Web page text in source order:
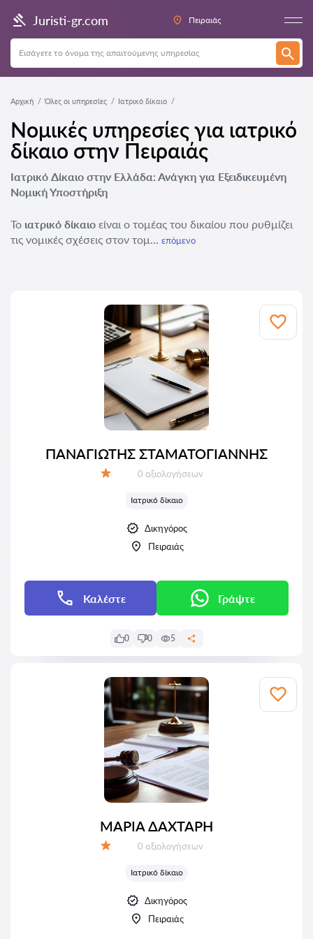
Juristi-gr.com Πειραιάς
Αρχική Όλες οι υπηρεσίες Ιατρικό δίκαιο
Νομικές υπηρεσίες για ιατρικό
δίκαιο στην Πειραιάς
Ιατρικό Δίκαιο στην Ελλάδα: Ανάγκη για Εξειδικευμένη
Νομική Υποστήριξη
Το ιατρικό δίκαιο είναι ο τομέας του δικαίου που ρυθμίζει
τις νομικές σχέσεις στον τομ... επόμενο
ΠΑΝΑΓΙΩΤΗΣ ΣΤΑΜΑΤΟΓΙΑΝΝΗΣ
Αξιολογήσεις:
0 αξιολογήσεων
Ιατρικό δίκαιο
Δικηγόρος
Πειραιάς
Καλέστε Γράψτε
0 0 5
ΜΑΡΙΑ ΔΑΧΤΑΡΗ
Αξιολογήσεις:
0 αξιολογήσεων
Ιατρικό δίκαιο
Δικηγόρος
Πειραιάς